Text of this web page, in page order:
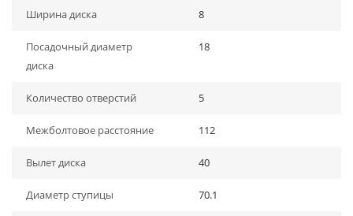
Ширина диска 8
Посадочный диаметр
диска
18
Количество отверстий 5
Межболтовое расстояние 112
Вылет диска 40
Диаметр ступицы 70.1